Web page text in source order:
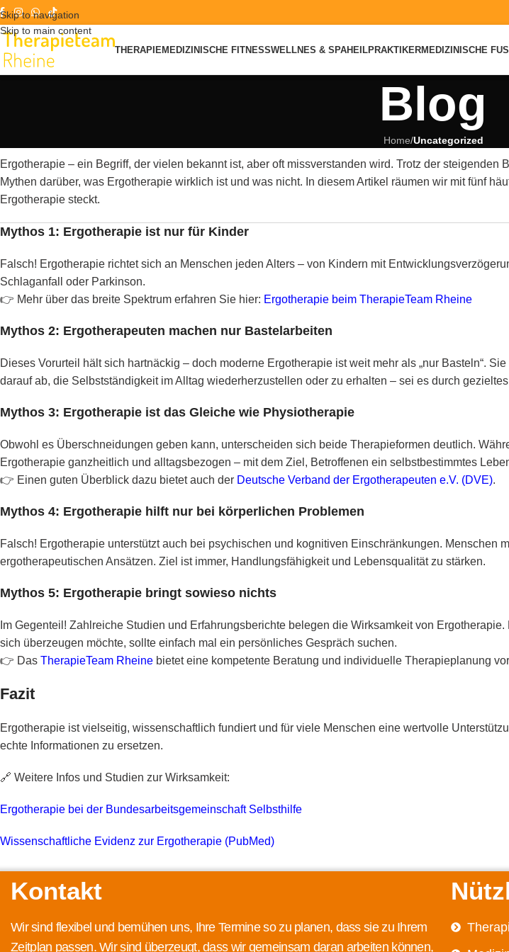
Skip to navigation
Skip to main content
THERAPIEMEDIZINISCHE FITNESSWELLNES & SPAHEILPRAKTIKERMEDIZINISCHE
Blog
Home/Uncategorized
Ergotherapie – ein Begriff, der vielen bekannt ist, aber oft missverstanden wird. Trotz der
Mythen darüber, was Ergotherapie wirklich ist und was nicht. In diesem Artikel räumen wir mit fünf
Ergotherapie steckt.
Mythos 1: Ergotherapie ist nur für Kinder
Falsch! Ergotherapie richtet sich an Menschen jeden Alters – von Kindern mit
Schlaganfall oder Parkinson.
👉 Mehr über das breite Spektrum erfahren Sie hier: Ergotherapie beim TherapieTeam Rheine
Mythos 2: Ergotherapeuten machen nur Bastelarbeiten
Dieses Vorurteil hält sich hartnäckig – doch moderne Ergotherapie ist weit mehr als „nur Basteln“.
darauf ab, die Selbstständigkeit im Alltag wiederherzustellen oder zu erhalten – sei es durch
Mythos 3: Ergotherapie ist das Gleiche wie Physiotherapie
Obwohl es Überschneidungen geben kann, unterscheiden sich beide Therapieformen deutlich.
Ergotherapie ganzheitlich und alltagsbezogen – mit dem Ziel, Betroffenen ein selbstbestimmtes
👉 Einen guten Überblick dazu bietet auch der Deutsche Verband der Ergotherapeuten e.V. (DVE).
Mythos 4: Ergotherapie hilft nur bei körperlichen Problemen
Falsch! Ergotherapie unterstützt auch bei psychischen und kognitiven Einschränkungen. Menschen
ergotherapeutischen Ansätzen. Ziel ist immer, Handlungsfähigkeit und Lebensqualität zu stärken.
Mythos 5: Ergotherapie bringt sowieso nichts
Im Gegenteil! Zahlreiche Studien und Erfahrungsberichte belegen die Wirksamkeit von
sich überzeugen möchte, sollte einfach mal ein persönliches Gespräch suchen.
👉 Das TherapieTeam Rheine bietet eine kompetente Beratung und individuelle Therapieplanung
Fazit
Ergotherapie ist vielseitig, wissenschaftlich fundiert und für viele Menschen eine wertvolle
echte Informationen zu ersetzen.
🔗 Weitere Infos und Studien zur Wirksamkeit:
Ergotherapie bei der Bundesarbeitsgemeinschaft Selbsthilfe
Wissenschaftliche Evidenz zur Ergotherapie (PubMed)
Kontakt
Wir sind flexibel und bemühen uns, Ihre Termine so zu planen, dass sie zu Ihrem
Zeitplan passen. Wir sind überzeugt, dass wir gemeinsam daran arbeiten können,